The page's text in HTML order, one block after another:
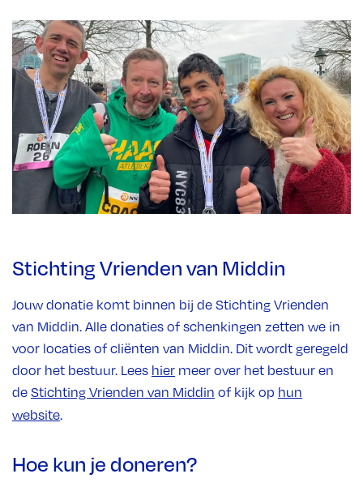
Stichting Vrienden van Middin
Jouw donatie komt binnen bij de Stichting Vrienden
van Middin. Alle donaties of schenkingen zetten we in
voor locaties of cliënten van Middin. Dit wordt geregeld
door het bestuur. Lees hier meer over het bestuur en
de Stichting Vrienden van Middin of kijk op hun
website.
Hoe kun je doneren?